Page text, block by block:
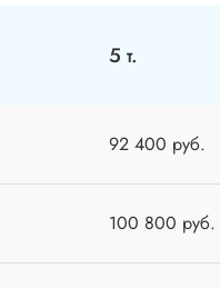
5 т.
92 400 руб.
100 800 руб.